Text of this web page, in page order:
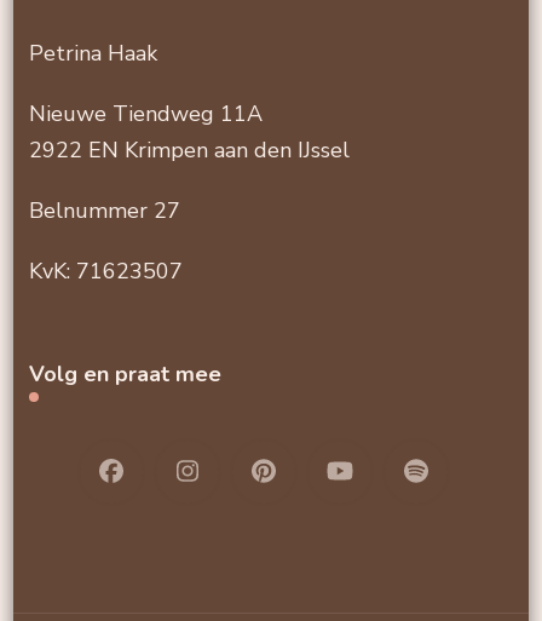
Petrina Haak
Nieuwe Tiendweg 11A
2922 EN Krimpen aan den IJssel
Belnummer 27
KvK: 71623507
Volg en praat mee